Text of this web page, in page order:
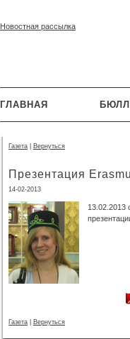
Новостная рассылка
ГЛАВНАЯ
Газета Вернуться
Презентация
14-02-2013
13.02.2013
Газета Вернуться